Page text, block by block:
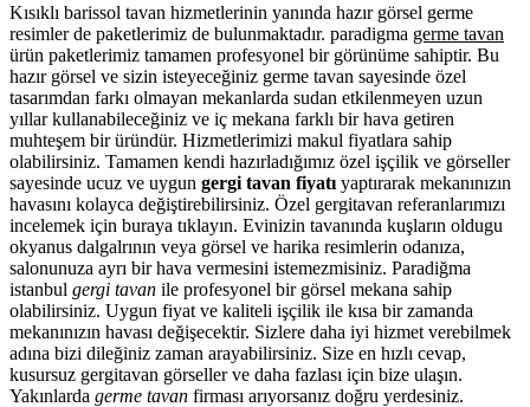
Kısıklı barissol tavan hizmetlerinin yanında hazır görsel germe
resimler de paketlerimiz de bulunmaktadır. paradigma germe tavan
ürün paketlerimiz tamamen profesyonel bir görünüme sahiptir. Bu
hazır görsel ve sizin isteyeceğiniz germe tavan sayesinde özel
tasarımdan farkı olmayan mekanlarda sudan etkilenmeyen uzun
yıllar kullanabileceğiniz ve iç mekana farklı bir hava getiren
muhteşem bir üründür. Hizmetlerimizi makul fiyatlara sahip
olabilirsiniz. Tamamen kendi hazırladığımız özel işçilik ve görseller
sayesinde ucuz ve uygun gergi tavan fiyatı yaptırarak mekanınızın
havasını kolayca değiştirebilirsiniz. Özel gergitavan referanlarımızı
incelemek için buraya tıklayın. Evinizin tavanında kuşların oldugu
okyanus dalgalrının veya görsel ve harika resimlerin odanıza,
salonunuza ayrı bir hava vermesini istemezmisiniz. Paradiğma
istanbul gergi tavan ile profesyonel bir görsel mekana sahip
olabilirsiniz. Uygun fiyat ve kaliteli işçilik ile kısa bir zamanda
mekanınızın havası değişecektir. Sizlere daha iyi hizmet verebilmek
adına bizi dileğiniz zaman arayabilirsiniz. Size en hızlı cevap,
kusursuz gergitavan görseller ve daha fazlası için bize ulaşın.
Yakınlarda germe tavan firması arıyorsanız doğru yerdesiniz.